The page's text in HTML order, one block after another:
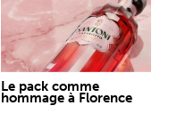
Le pack comme
hommage à Florence